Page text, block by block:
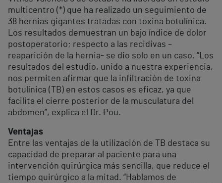
multicentro (*) que ha realizado un seguimiento de
38 hernias gigantes tratadas con toxina botulínica.
Los resultados demuestran un bajo índice de dolor
postoperatorio; respecto a las recidivas –
reaparición de la hernia- se dio solo en un caso. “Los
resultados del estudio, unido a nuestra experiencia,
nos permiten afirmar que la infiltración de toxina
botulínica (TB) en estos casos es eficaz, ya que
facilita el cierre posterior de la musculatura del
abdomen”, explica el Dr. Pou.
Ventajas
Entre las ventajas de la utilización de TB destaca su
capacidad de preparar al paciente para una
intervención quirúrgica más sencilla, que reduce el
tiempo quirúrgico a la mitad. “Hablamos de